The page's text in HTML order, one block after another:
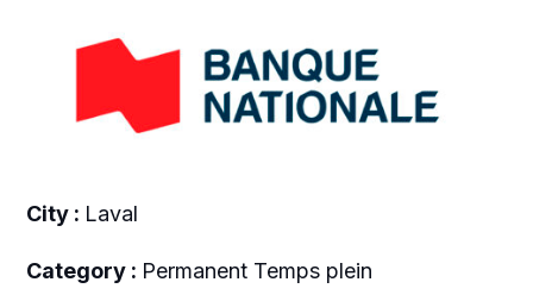
City : Laval
Category : Permanent Temps plein